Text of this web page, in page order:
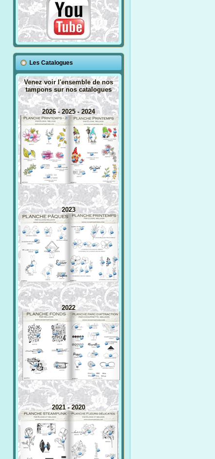
Les Catalogues
Venez voir l'ensemble de nos
tampons sur nos catalogues
2026 - 2025 - 2024
2023
2022
2021 - 2020